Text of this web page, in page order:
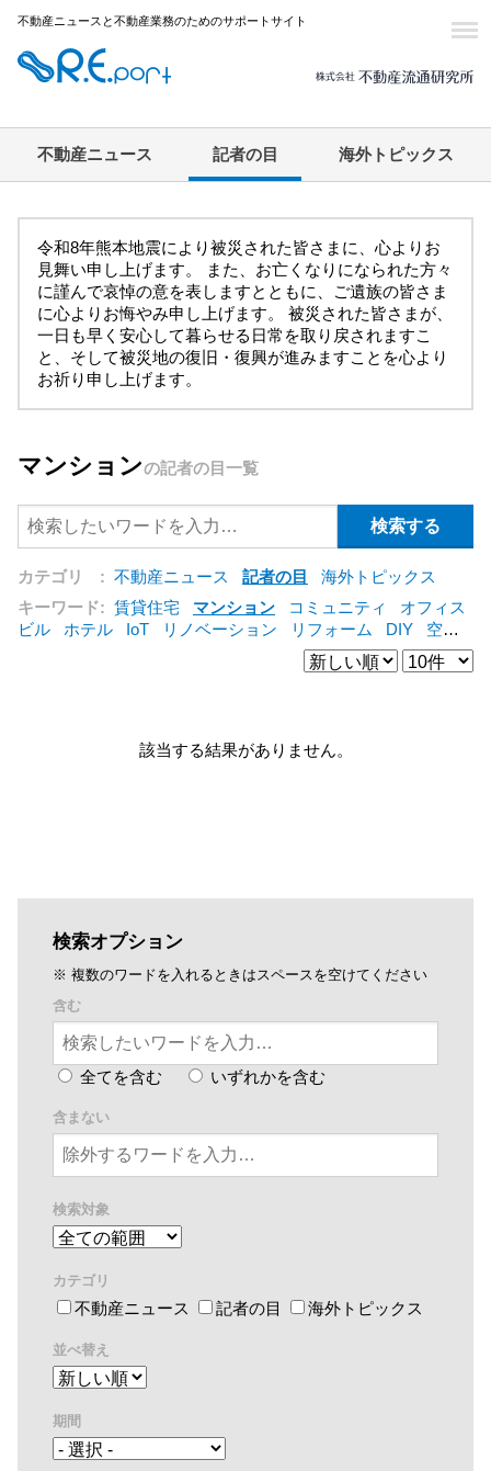
不動産ニュースと不動産業務のためのサポートサイト
不動産ニュース 記者の目 海外トピックス
令和8年熊本地震により被災された皆さまに、心よりお
見舞い申し上げます。 また、お亡くなりになられた方々
に謹んで哀悼の意を表しますとともに、ご遺族の皆さま
に心よりお悔やみ申し上げます。 被災された皆さまが、
一日も早く安心して暮らせる日常を取り戻されますこ
と、そして被災地の復旧・復興が進みますことを心より
お祈り申し上げます。
マンションの記者の目一覧
カテゴリ : 不動産ニュース 記者の目
海外トピックス
キーワード: 賃貸住宅 マンション コミュニティ
オフィス
ビル
ホテル IoT リノベーション リフォーム DIY
空き
シェアリングエコノミー 建売住宅
管理
公営住宅 三菱地所 仲介[+]
該当する結果がありません。
検索オプション
※ 複数のワードを入れるときはスペースを空けてください
含む
全てを含む いずれかを含む
含まない
検索対象
カテゴリ
不動産ニュース 記者の目 海外トピックス
並べ替え
期間